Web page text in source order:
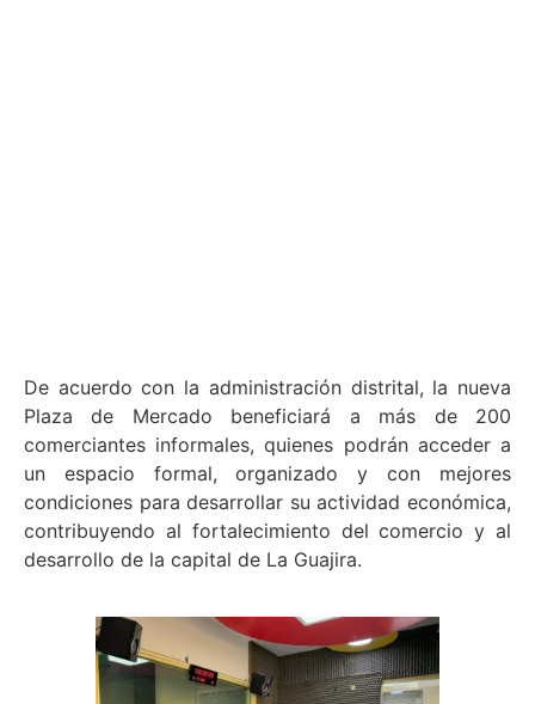
De acuerdo con la administración distrital, la nueva
Plaza de Mercado beneficiará a más de 200
comerciantes informales, quienes podrán acceder a
un espacio formal, organizado y con mejores
condiciones para desarrollar su actividad económica,
contribuyendo al fortalecimiento del comercio y al
desarrollo de la capital de La Guajira.